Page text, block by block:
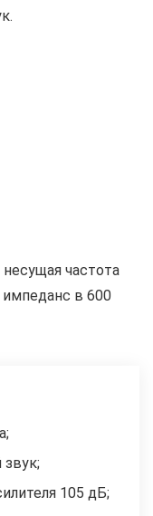
частота
импеданс в 600
105 дБ;